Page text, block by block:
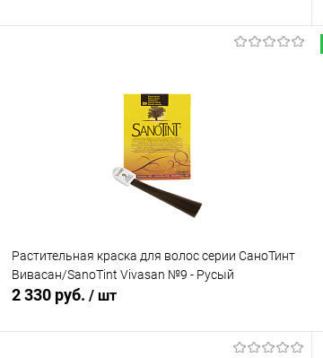
Сравнение
Растительная краска для волос серии СаноТинт
Вивасан/SanoTint Vivasan №9 - Русый
2 330 руб. / шт